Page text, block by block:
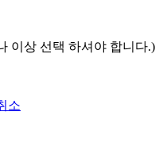
이상 선택 하셔야 합니다.)
소